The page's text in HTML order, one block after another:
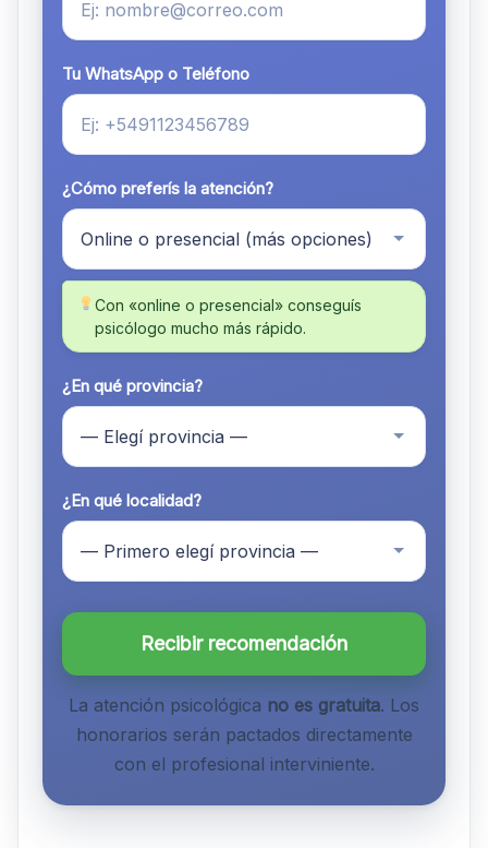
Tu WhatsApp o Teléfono
¿Cómo preferís la atención?
Con «online o presencial» conseguís
psicólogo mucho más rápido.
¿En qué provincia?
¿En qué localidad?
Recibir recomendación
La atención psicológica no es gratuita. Los
honorarios serán pactados directamente
con el profesional interviniente.